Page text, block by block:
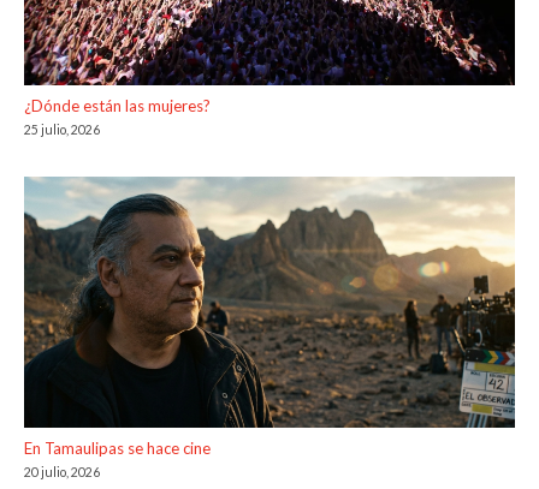
¿Dónde están las mujeres?
25 julio, 2026
En Tamaulipas se hace cine
20 julio, 2026